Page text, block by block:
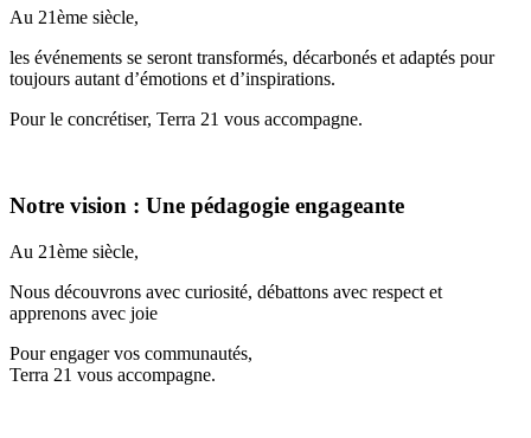
Au 21ème siècle,
les événements se seront transformés, décarbonés et adaptés pour
toujours autant d’émotions et d’inspirations.
Pour le concrétiser, Terra 21 vous accompagne.
Notre vision : Une pédagogie engageante
Au 21ème siècle,
Nous découvrons avec curiosité, débattons avec respect et
apprenons avec joie
Pour engager vos communautés,
Terra 21 vous accompagne.